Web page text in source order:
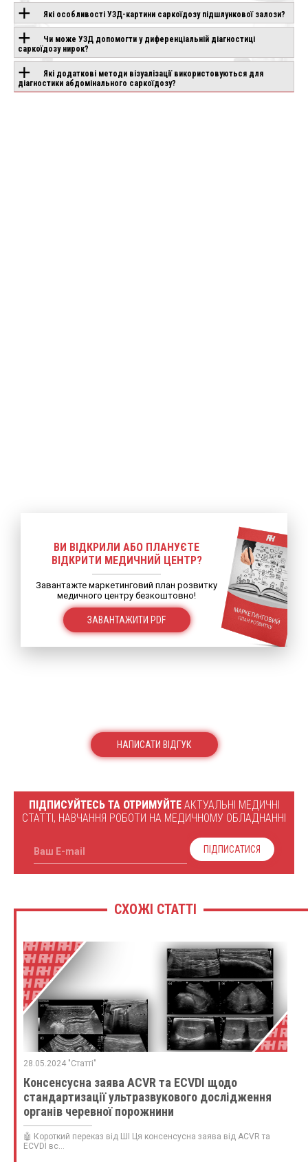
Які особливості УЗД-картини саркоїдозу підшлункової залози?
Чи може УЗД допомогти у диференціальній діагностиці
саркоїдозу нирок?
Які додаткові методи візуалізації використовуються для
діагностики абдомінального саркоїдозу?
SAMSUNG V6
ВИ ВІДКРИЛИ АБО ПЛАНУЄТЕ
ВІДКРИТИ МЕДИЧНИЙ ЦЕНТР?
Завантажте маркетинговий план розвитку
медичного центру безкоштовно!
ЗАВАНТАЖИТИ PDF
НАПИСАТИ ВІДГУК
ПІДПИСУЙТЕСЬ ТА ОТРИМУЙТЕАКТУАЛЬНІ МЕДИЧНІ
СТАТТІ, НАВЧАННЯ РОБОТИ НА МЕДИЧНОМУ ОБЛАДНАННІ
Ваш E-mail ПІДПИСАТИСЯ
СХОЖІ СТАТТІ
28.05.2024 "Статті"
Консенсусна заява ACVR та ECVDI щодо
стандартизації ультразвукового дослідження
органів черевної порожнини
🤖 Короткий переказ від ШІ Ця консенсусна заява від ACVR та
ECVDI вс...